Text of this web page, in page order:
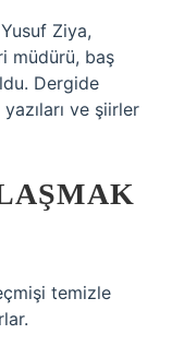
Ziya,
müdürü, baş
Dergide
ve şiirler
temizle